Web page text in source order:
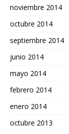
noviembre 2014
octubre 2014
septiembre 2014
junio 2014
mayo 2014
febrero 2014
enero 2014
octubre 2013